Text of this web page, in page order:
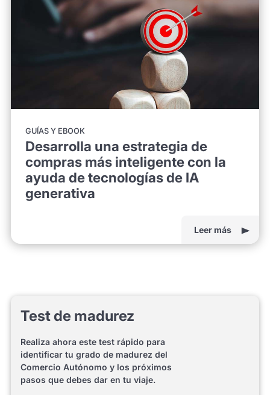
GUÍAS Y EBOOK
Desarrolla una estrategia de
compras más inteligente con la
ayuda de tecnologías de IA
generativa
Leer más
Test de madurez
Realiza ahora este test rápido para
identificar tu grado de madurez del
Comercio Autónomo y los próximos
pasos que debes dar en tu viaje.